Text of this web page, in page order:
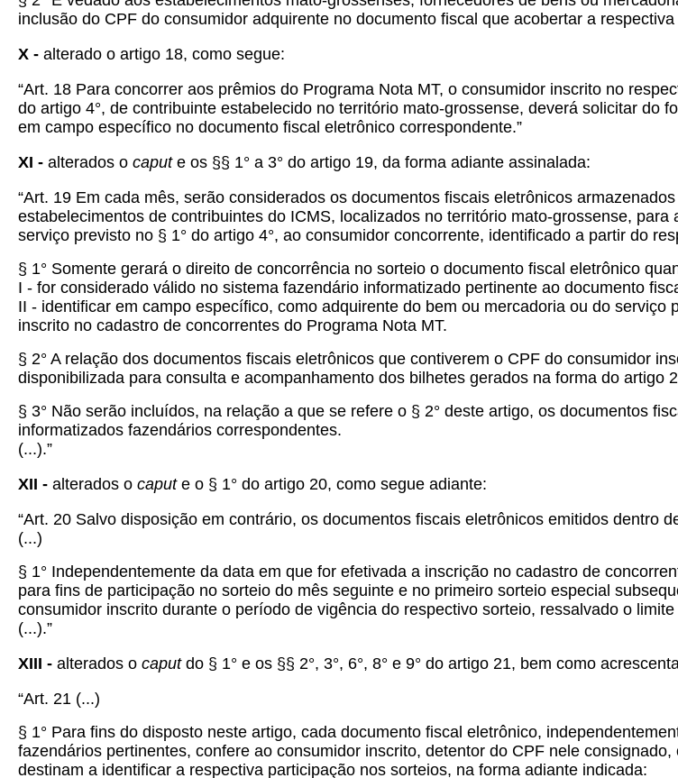
inclusão do CPF do consumidor adquirente no documento fiscal que acobertar a
X - alterado o artigo 18, como segue:
“Art. 18 Para concorrer aos prêmios do Programa Nota MT, o consumidor inscrito no
do artigo 4°, de contribuinte estabelecido no território mato-grossense, deverá solicitar do
em campo específico no documento fiscal eletrônico correspondente.”
XI - alterados o capute os §§ 1° a 3° do artigo 19, da forma adiante assinalada:
“Art. 19 Em cada mês, serão considerados os documentos fiscais eletrônicos
estabelecimentos de contribuintes do ICMS, localizados no território mato-grossense,
serviço previsto no § 1° do artigo 4°, ao consumidor concorrente, identificado a partir do
§ 1° Somente gerará o direito de concorrência no sorteio o documento fiscal eletrônico
I - for considerado válido no sistema fazendário informatizado pertinente ao documento
II - identificar em campo específico, como adquirente do bem ou mercadoria ou do
inscrito no cadastro de concorrentes do Programa Nota MT.
§ 2° A relação dos documentos fiscais eletrônicos que contiverem o CPF do consumidor
disponibilizada para consulta e acompanhamento dos bilhetes gerados na forma do artigo
§ 3° Não serão incluídos, na relação a que se refere o § 2° deste artigo, os documentos
informatizados fazendários correspondentes.
(...).”
XII - alterados o capute o § 1° do artigo 20, como segue adiante:
“Art. 20 Salvo disposição em contrário, os documentos fiscais eletrônicos emitidos dentro
(...)
§ 1° Independentemente da data em que for efetivada a inscrição no cadastro de
para fins de participação no sorteio do mês seguinte e no primeiro sorteio especial
consumidor inscrito durante o período de vigência do respectivo sorteio, ressalvado o
(...).”
XIII - alterados o caputdo § 1° e os §§ 2°, 3°, 6°, 8° e 9° do artigo 21, bem como
“Art. 21 (...)
§ 1° Para fins do disposto neste artigo, cada documento fiscal eletrônico,
fazendários pertinentes, confere ao consumidor inscrito, detentor do CPF nele
destinam a identificar a respectiva participação nos sorteios, na forma adiante indicada: